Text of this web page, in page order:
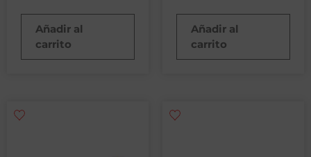
Añadir al
carrito
Añadir al
carrito